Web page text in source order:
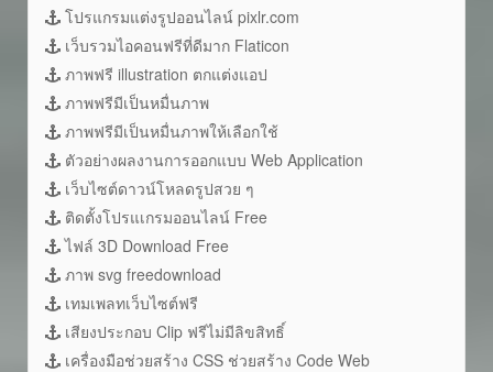
โปรแกรมแต่งรูปออนไลน์ pixlr.com
เว็บรวมไอคอนฟรีที่ดีมาก Flaticon
ภาพฟรี illustration ตกแต่งแอป
ภาพฟรีมีเป็นหมื่นภาพ
ภาพฟรีมีเป็นหมื่นภาพให้เลือกใช้
ตัวอย่างผลงานการออกแบบ Web Application
เว็บไซต์ดาวน์โหลดรูปสวย ๆ
ติดตั้งโปรแเกรมออนไลน์ Free
ไฟล์ 3D Download Free
ภาพ svg freedownload
เทมเพลทเว็บไซต์ฟรี
เสียงประกอบ Clip ฟรีไม่มีลิขสิทธิ์
เครื่องมือช่วยสร้าง CSS ช่วยสร้าง Code Web